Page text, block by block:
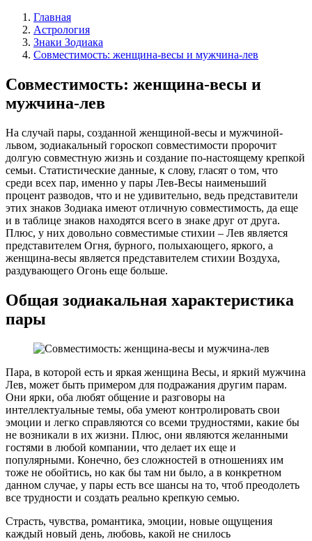
Главная
Астрология
Знаки Зодиака
Совместимость: женщина-весы и мужчина-лев
Совместимость: женщина-весы и
мужчина-лев
На случай пары, созданной женщиной-весы и мужчиной-
львом, зодиакальный гороскоп совместимости пророчит
долгую совместную жизнь и создание по-настоящему крепкой
семьи. Статистические данные, к слову, гласят о том, что
среди всех пар, именно у пары Лев-Весы наименьший
процент разводов, что и не удивительно, ведь представители
этих знаков Зодиака имеют отличную совместимость, да еще
и в таблице знаков находятся всего в знаке друг от друга.
Плюс, у них довольно совместимые стихии – Лев является
представителем Огня, бурного, полыхающего, яркого, а
женщина-весы является представителем стихии Воздуха,
раздувающего Огонь еще больше.
Общая зодиакальная характеристика
пары
Пара, в которой есть и яркая женщина Весы, и яркий мужчина
Лев, может быть примером для подражания другим парам.
Они ярки, оба любят общение и разговоры на
интеллектуальные темы, оба умеют контролировать свои
эмоции и легко справляются со всеми трудностями, какие бы
не возникали в их жизни. Плюс, они являются желанными
гостями в любой компании, что делает их еще и
популярными. Конечно, без сложностей в отношениях им
тоже не обойтись, но как бы там ни было, а в конкретном
данном случае, у пары есть все шансы на то, чтоб преодолеть
все трудности и создать реально крепкую семью.
Страсть, чувства, романтика, эмоции, новые ощущения
каждый новый день, любовь, какой не снилось